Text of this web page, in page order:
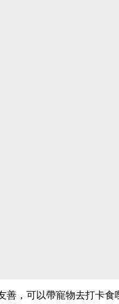
善，可以帶寵物去打卡食